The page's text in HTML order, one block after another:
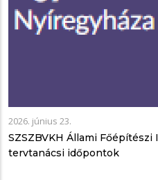
2026. június 23.
SZSZBVKH Állami
tervtanácsi időpontok